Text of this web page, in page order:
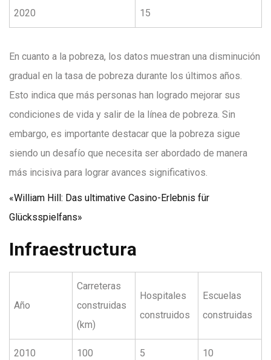
2020 15
En cuanto a la pobreza, los datos muestran una disminución
gradual en la tasa de pobreza durante los últimos años.
Esto indica que más personas han logrado mejorar sus
condiciones de vida y salir de la línea de pobreza. Sin
embargo, es importante destacar que la pobreza sigue
siendo un desafío que necesita ser abordado de manera
más incisiva para lograr avances significativos.
«William Hill: Das ultimative Casino-Erlebnis für
Glücksspielfans»
Infraestructura
Año
Carreteras
construidas
(km)
Hospitales
construidos
Escuelas
construidas
2010 100 5 10